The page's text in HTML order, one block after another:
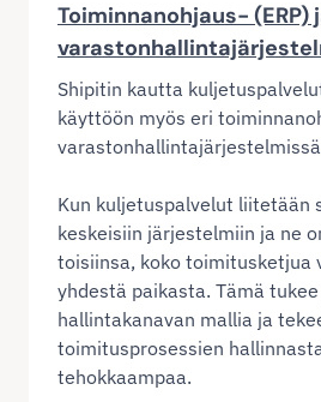
Toiminnanohjaus- (ERP)
Shipitin kautta
käyttöön myös eri
Kun kuljetuspalvelut liitetään
keskeisiin järjestelmiin ja ne
toisiinsa, koko toimitusketjua
yhdestä paikasta. Tämä
hallintakanavan mallia ja
toimitusprosessien
tehokkaampaa.